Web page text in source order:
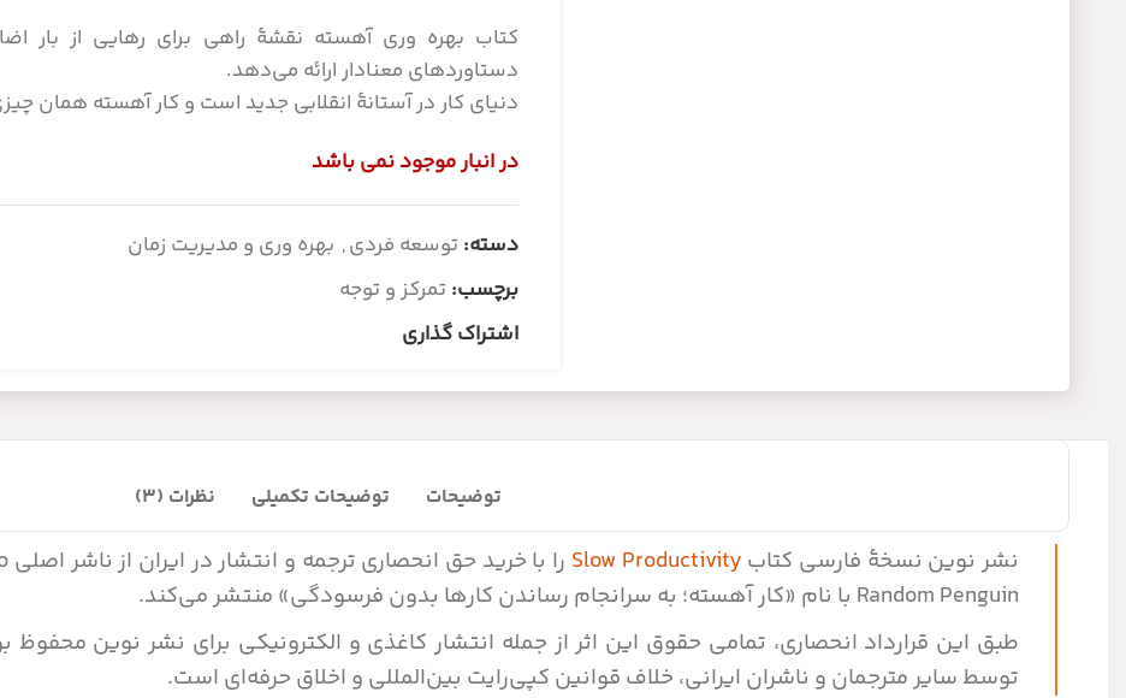
کتاب بهره وری آهسته نقشۀ راهی برای رهایی از بار
دستاوردهای معنادار ارائه می‌دهد.
دنیای کار در آستانۀ انقلابی جدید است و کار آهسته همان
در انبار موجود نمی باشد
دسته: توسعه فردی, بهره وری و مدیریت زمان
برچسب: تمرکز و توجه
اشتراک گذاری
توضیحات توضیحات تکمیلی نظرات (3)
نشر نوین نسخۀ فارسی کتاب Slow Productivity
Random Penguin با نام «کار آهسته؛ به سرانجام رساندن کارها بدون فرسودگی» منتشر می‌کند.
طبق این قرارداد انحصاری، تمامی حقوق این اثر از جمله انتشار کاغذی و الکترونیکی برای نشر نوین
توسط سایر مترجمان و ناشران ایرانی، خلاف قوانین کپی‌رایت بین‌المللی و اخلاق حرفه‌ای است.